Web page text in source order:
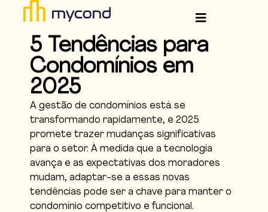
5 Tendências para
Condomínios em
2025
A gestão de condomínios está se
transformando rapidamente, e 2025
promete trazer mudanças significativas
para o setor. À medida que a tecnologia
avança e as expectativas dos moradores
mudam, adaptar-se a essas novas
tendências pode ser a chave para manter o
condomínio competitivo e funcional.